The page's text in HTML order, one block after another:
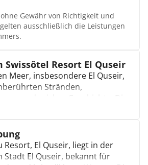
Gewähr von Richtigkeit und
ausschließlich die Leistungen
Swissôtel Resort El Quseir
Meer, insbesondere El Quseir,
Stränden,
und reicher Geschichte. Die
Bedingungen für erholsame
in einer
Unterwasserwelt.
Resort, El Quseir, ist eine 5-
Resort, El Quseir, liegt in der
Stadt El Quseir, bekannt für